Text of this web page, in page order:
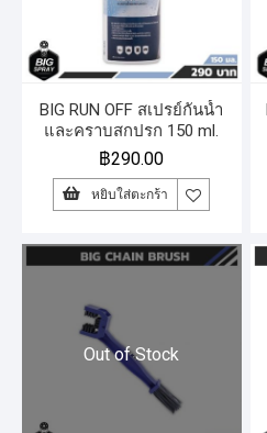
BIG RUN OFF สเปรย์กันน้ำ
และคราบสกปรก 150 ml.
฿290.00
หยิบใส่ตะกร้า
Out of Stock